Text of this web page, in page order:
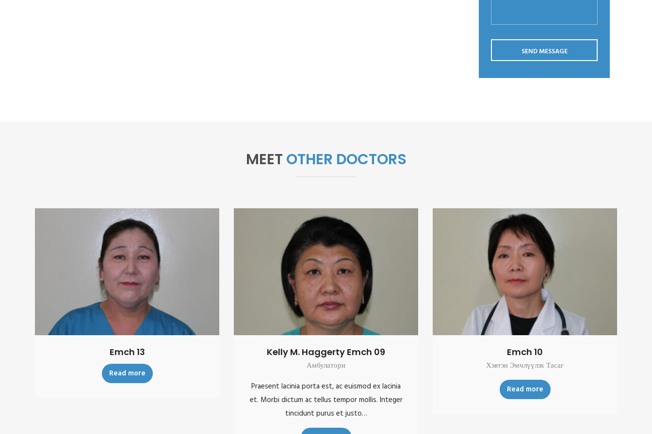
SEND MESSAGE
MEET OTHER DOCTORS
Emch 13
Read more
Kelly M. Haggerty Emch 09
Амбулатори
Praesent lacinia porta est, ac euismod ex lacinia
et. Morbi dictum ac tellus tempor mollis. Integer
tincidunt purus et justo…
Emch 10
Хэвтэн Эмчлүүлэх Тасаг
Read more